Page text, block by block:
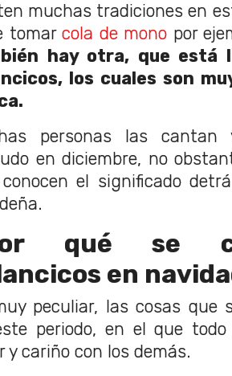
muchas tradiciones en
tomarcola de mono por
hay otra, que está
los cuales son
personas las
en diciembre, no
el significado
qué se
en
peculiar, las cosas que
periodo, en el que
y cariño con los demás.